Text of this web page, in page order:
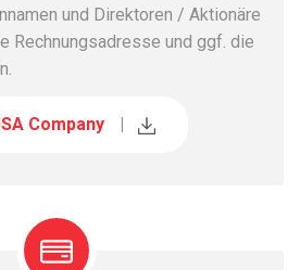
und Direktoren / Aktionäre
Rechnungsadresse und ggf. die
Company |